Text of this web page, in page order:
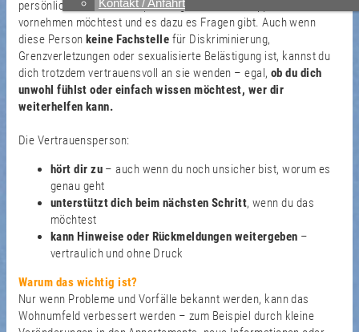
Kontakt / Anfahrt
persönlichen Situation Anpassungen in deinem Appartement
vornehmen möchtest und es dazu es Fragen gibt. Auch wenn
diese Person keine Fachstelle für Diskriminierung,
Grenzverletzungen oder sexualisierte Belästigung ist, kannst du
dich trotzdem vertrauensvoll an sie wenden – egal, ob du dich
unwohl fühlst oder einfach wissen möchtest, wer dir
weiterhelfen kann.
Die Vertrauensperson:
hört dir zu– auch wenn du noch unsicher bist, worum es
genau geht
unterstützt dich beim nächsten Schritt, wenn du das
möchtest
kann Hinweise oder Rückmeldungen weitergeben –
vertraulich und ohne Druck
Warum das wichtig ist?
Nur wenn Probleme und Vorfälle bekannt werden, kann das
Wohnumfeld verbessert werden – zum Beispiel durch kleine